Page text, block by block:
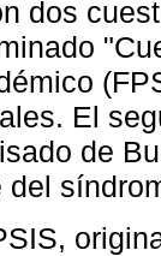
dos
El
de